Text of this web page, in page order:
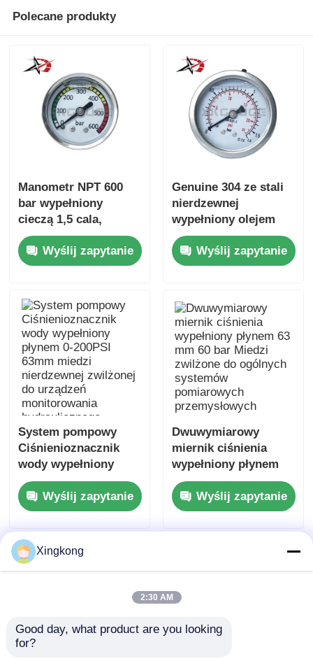
Polecane produkty
Manometr NPT 600
bar wypełniony
cieczą 1,5 cala,
mocowanie osiowe ze
stali nierdzewnej do
kompaktowego
układu
hydraulicznego
Wyślij zapytanie
Genuine 304 ze stali
nierdzewnej
wypełniony olejem
miernik ciśnienia
Wyślij zapytanie
System pompowy
Ciśnienioznacznik
wody wypełniony
płynem 0-200PSI
63mm miedzi
nierdzewnej
zwilżonej do
urządzeń
monitorowania
Wyślij zapytanie
Dwuwymiarowy
miernik ciśnienia
wypełniony płynem
63 mm 60 bar Miedzi
zwilżone do ogólnych
systemów
pomiarowych
Wyślij zapytanie
Xingkong
2:30 AM
Good day, what product are you looking
for?